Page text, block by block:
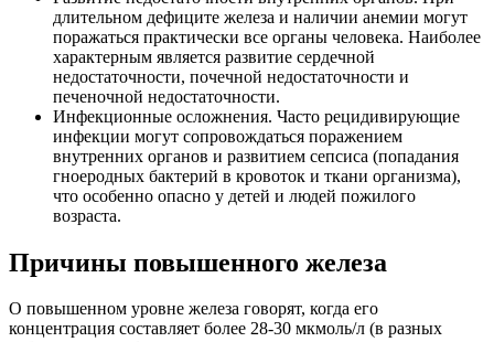
длительном дефиците железа и наличии анемии могут
поражаться практически все органы человека. Наиболее
характерным является развитие сердечной
недостаточности, почечной недостаточности и
печеночной недостаточности.
Инфекционные осложнения. Часто рецидивирующие
инфекции могут сопровождаться поражением
внутренних органов и развитием сепсиса (попадания
гноеродных бактерий в кровоток и ткани организма),
что особенно опасно у детей и людей пожилого
возраста.
Причины повышенного железа
О повышенном уровне железа говорят, когда его
концентрация составляет более 28-30 мкмоль/л (в разных